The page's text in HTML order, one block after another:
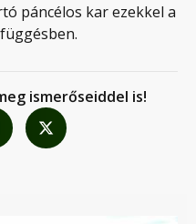
páncélos kar ezekkel a
ismerőseiddel is!